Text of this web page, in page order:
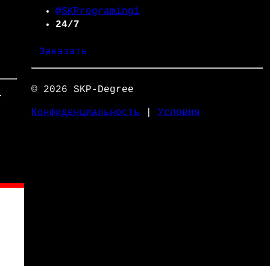
@SKPrograming1
24/7
Заказать
© 2026 SKP-Degree
Конфиденциальность |Условия